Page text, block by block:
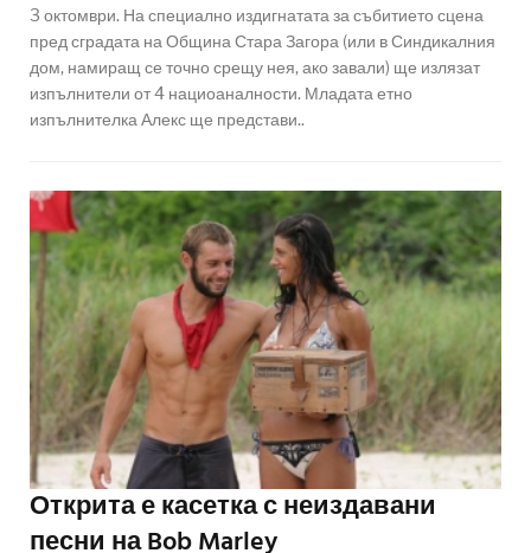
3 октомври. На специално издигнатата за събитието сцена
пред сградата на Община Стара Загора (или в Синдикалния
дом, намиращ се точно срещу нея, ако завали) ще излязат
изпълнители от 4 нациоаналности. Младата етно
изпълнителка Алекс ще представи..
Открита е касетка с неиздавани
песни на Bob Marley